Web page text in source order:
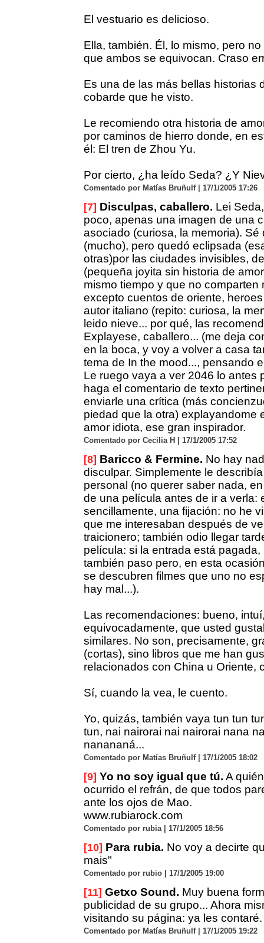
El vestuario es delicioso.
Ella, también. Él, lo mismo, pero
que ambos se equivocan. Craso
Es una de las más bellas historias
cobarde que he visto.
Le recomiendo otra historia de
por caminos de hierro donde, en
él: El tren de Zhou Yu.
Por cierto, ¿ha leído Seda? ¿Y
Comentado por Matías Bruñulf | 17/1/2005 17:26
[7] Disculpas, caballero. Lei
poco, apenas una imagen de una
asociado (curiosa, la memoria). Sé
(mucho), pero quedó eclipsada
otras)por las ciudades invisibles,
(pequeña joyita sin historia de
mismo tiempo y que no comparten
excepto cuentos de oriente,
autor italiano (repito: curiosa, la
leido nieve... por qué, las
Explayese, caballero... (me deja
en la boca, y voy a volver a casa
tema de In the mood..., pensando
Le ruego vaya a ver 2046 lo antes
haga el comentario de texto
enviarle una crítica (más
piedad que la otra) explayandome
amor idiota, ese gran inspirador.
Comentado por Cecilia H | 17/1/2005 17:52
[8] Baricco & Fermine. No hay
disculpar. Simplemente le
personal (no querer saber nada,
de una película antes de ir a verla:
sencillamente, una fijación: no he
que me interesaban después de
traicionero; también odio llegar
película: si la entrada está pagada,
también paso pero, en esta
se descubren filmes que uno no
hay mal...).
Las recomendaciones: bueno,
equivocadamente, que usted
similares. No son, precisamente,
(cortas), sino libros que me han
relacionados con China u Oriente,
Sí, cuando la vea, le cuento.
Yo, quizás, también vaya tun tun
tun, nai nairorai nai nairorai nana
nanananá...
Comentado por Matías Bruñulf | 17/1/2005 18:02
[9] Yo no soy igual que tú. A
ocurrido el refrán, de que todos
ante los ojos de Mao.
www.rubiarock.com
Comentado por rubia | 17/1/2005 18:56
[10] Para rubia. No voy a decirte
mais"
Comentado por rubio | 17/1/2005 19:00
[11] Getxo Sound. Muy buena
publicidad de su grupo... Ahora
visitando su página: ya les contaré.
Comentado por Matías Bruñulf | 17/1/2005 19:22